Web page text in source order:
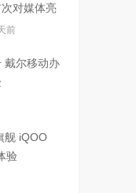
对媒体亮
前
戴尔移动办
舰 iQOO
验